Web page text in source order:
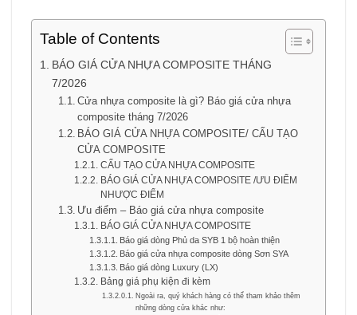
Table of Contents
BÁO GIÁ CỬA NHỰA COMPOSITE THÁNG
7/2026
Cửa nhựa composite là gì? Báo giá cửa nhựa
composite tháng 7/2026
BÁO GIÁ CỬA NHỰA COMPOSITE/ CẤU TẠO
CỬA COMPOSITE
CẤU TẠO CỬA NHỰA COMPOSITE
BÁO GIÁ CỬA NHỰA COMPOSITE /ƯU ĐIỂM
NHƯỢC ĐIỂM
Ưu điểm – Báo giá cửa nhựa composite
BÁO GIÁ CỬA NHỰA COMPOSITE
Báo giá dòng Phủ da SYB 1 bộ hoàn thiện
Báo giá cửa nhựa composite dòng Sơn SYA
Báo giá dòng Luxury (LX)
Bảng giá phụ kiện đi kèm
Ngoài ra, quý khách hàng có thể tham khảo thêm
những dòng cửa khác như: